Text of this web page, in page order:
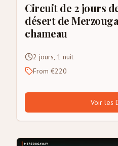
Circuit de 2 jours
désert de
chameau
2 jours, 1 nuit
From €220
Voir les